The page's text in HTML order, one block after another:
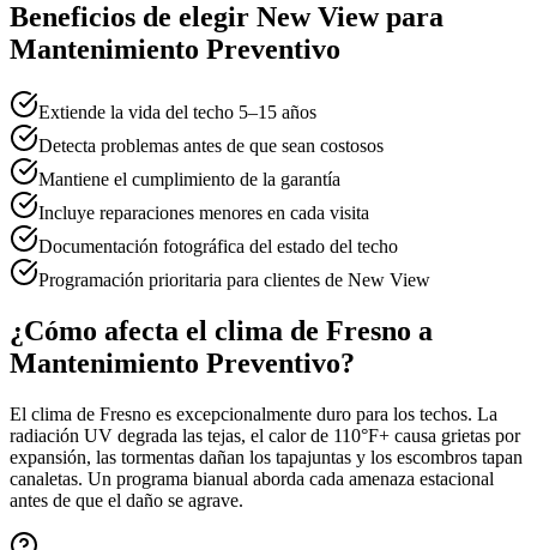
Beneficios de elegir New View para
Mantenimiento Preventivo
Extiende la vida del techo 5–15 años
Detecta problemas antes de que sean costosos
Mantiene el cumplimiento de la garantía
Incluye reparaciones menores en cada visita
Documentación fotográfica del estado del techo
Programación prioritaria para clientes de New View
¿Cómo afecta el clima de Fresno a
Mantenimiento Preventivo?
El clima de Fresno es excepcionalmente duro para los techos. La
radiación UV degrada las tejas, el calor de 110°F+ causa grietas por
expansión, las tormentas dañan los tapajuntas y los escombros tapan
canaletas. Un programa bianual aborda cada amenaza estacional
antes de que el daño se agrave.